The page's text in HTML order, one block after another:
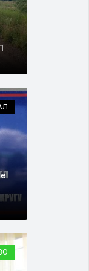
21.07.2016 12:48